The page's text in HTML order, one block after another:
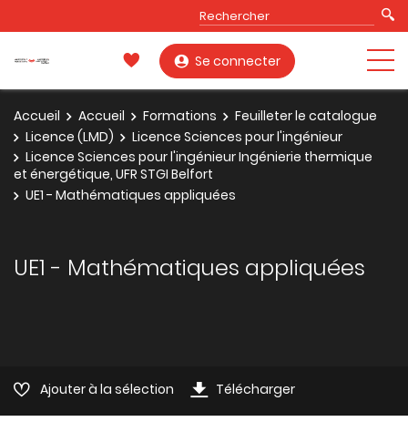
Se connecter
Accueil Accueil Formations
Feuilleter le catalogue
Licence (LMD)
Licence Sciences pour l'ingénieur
Licence Sciences pour l'ingénieur Ingénierie thermique
et énergétique, UFR STGI Belfort
UE1 - Mathématiques appliquées
UE1 - Mathématiques appliquées
Ajouter à la sélection Télécharger